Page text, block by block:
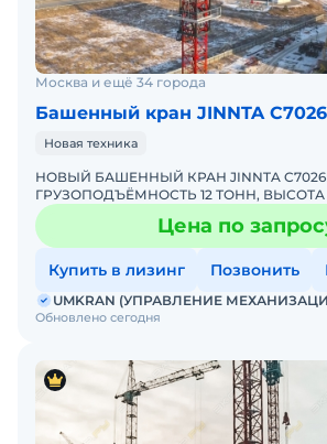
Москва и ещё 34 города
Башенный кран JINNTA
Новая техника
НОВЫЙ БАШЕННЫЙ КРАН JINNTA
ГРУЗОПОДЪЁМНОСТЬ 12 ТОНН, ВЫСОТА
ПРЯМЫЕ ПОСТАВКИ ОТ
ДИСТРИБЬЮТОРА В РОССИИUMKRAN
Цена по
Купить в лизинг Позвонить
Обновлено сегодня
UMKRAN (УПРАВЛЕНИЕ